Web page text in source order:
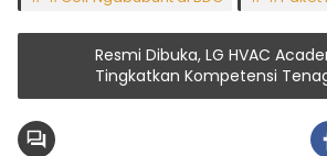
Resmi Dibuka, LG HVAC
Tingkatkan Kompetensi
AC Komersial